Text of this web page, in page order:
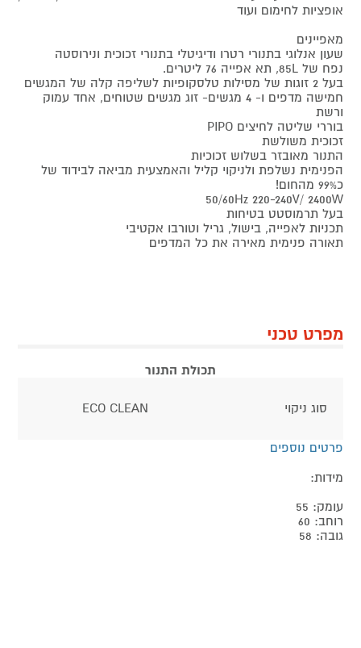
אופציות לחימום ועוד
מאפיינים
שעון אנלוגי בתנורי רטרו ודיגיטלי בתנורי זכוכית ונירוסטה
נפח של 85L, תא אפייה 76 ליטרים.
בעל 2 זוגות של מסילות טלסקופיות לשליפה קלה של המגשים
חמישה מדפים ו- 4 מגשים- זוג מגשים שטוחים, אחד עמוק
ורשת
בוררי שליטה לחיצים PIPO
זכוכית משולשת
התנור מאובזר בשלוש זכוכיות
הפנימית נשלפת ולניקוי קליל והאמצעית מביאה לבידוד של
כ99% מהחום!
50/60Hz 220-240V/ 2400W
בעל תרמוסטט בטיחות
תכניות לאפייה, בישול, גריל וטורבו אקטיבי
תאורה פנימית מאירה את כל המדפים
מפרט טכני
תכולת התנור
סוג ניקוי ECO CLEAN
פרטים נוספים
מידות:
עומק: 55
רוחב: 60
גובה: 58